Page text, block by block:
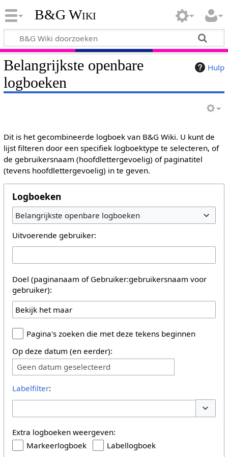
B&G Wiki
Hulp
Belangrijkste openbare
logboeken
Dit is het gecombineerde logboek van B&G Wiki. U kunt de
lijst filteren door een specifiek logboektype te selecteren, of
de gebruikersnaam (hoofdlettergevoelig) of paginatitel
(tevens hoofdlettergevoelig) in te geven.
Logboeken
Belangrijkste openbare logboeken
Uitvoerende gebruiker:
Doel (paginanaam of Gebruiker:gebruikersnaam voor
gebruiker):
Pagina's zoeken die met deze tekens beginnen
Op deze datum (en eerder):
Geen datum geselecteerd
Labelfilter:
Extra logboeken weergeven:
Markeerlogboek
Labellogboek